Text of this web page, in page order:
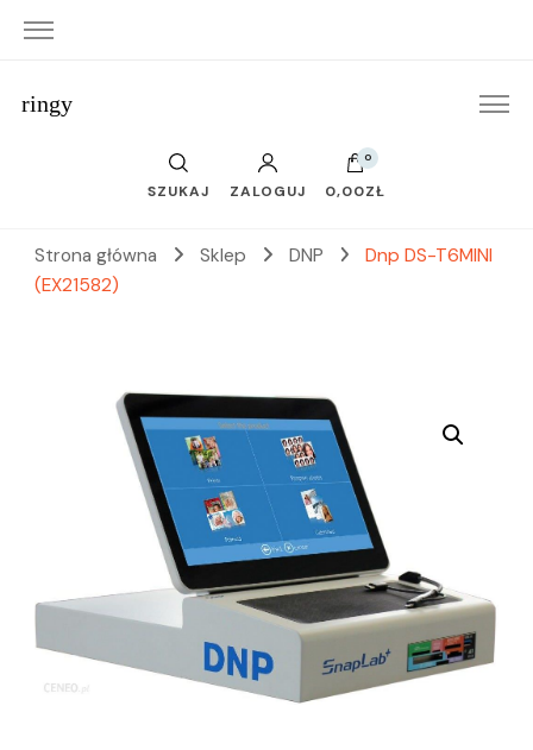
ringy
SZUKAJ ZALOGUJ
0
0,00ZŁ
Strona główna Sklep DNP
Dnp DS-T6MINI
(EX21582)